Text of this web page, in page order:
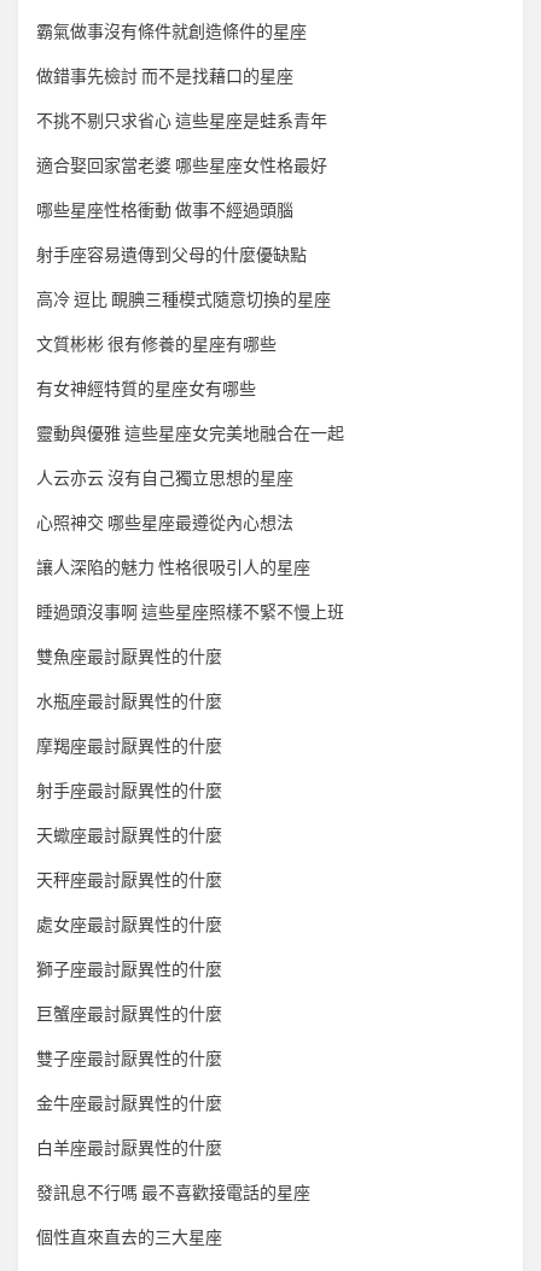
霸氣做事沒有條件就創造條件的星座
做錯事先檢討 而不是找藉口的星座
不挑不剔只求省心 這些星座是蛙系青年
適合娶回家當老婆 哪些星座女性格最好
哪些星座性格衝動 做事不經過頭腦
射手座容易遺傳到父母的什麼優缺點
高冷 逗比 靦腆三種模式隨意切換的星座
文質彬彬 很有修養的星座有哪些
有女神經特質的星座女有哪些
靈動與優雅 這些星座女完美地融合在一起
人云亦云 沒有自己獨立思想的星座
心照神交 哪些星座最遵從內心想法
讓人深陷的魅力 性格很吸引人的星座
睡過頭沒事啊 這些星座照樣不緊不慢上班
雙魚座最討厭異性的什麼
水瓶座最討厭異性的什麼
摩羯座最討厭異性的什麼
射手座最討厭異性的什麼
天蠍座最討厭異性的什麼
天秤座最討厭異性的什麼
處女座最討厭異性的什麼
獅子座最討厭異性的什麼
巨蟹座最討厭異性的什麼
雙子座最討厭異性的什麼
金牛座最討厭異性的什麼
白羊座最討厭異性的什麼
發訊息不行嗎 最不喜歡接電話的星座
個性直來直去的三大星座